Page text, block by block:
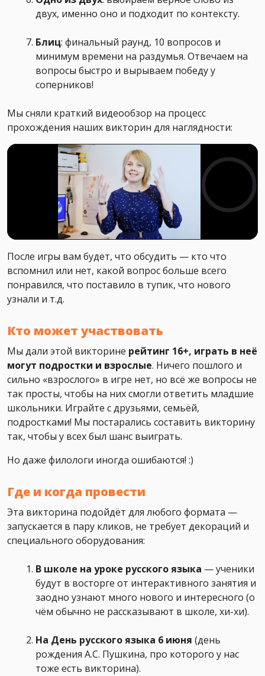
двух, именно оно и подходит по контексту.
Блиц: финальный раунд, 10 вопросов и
минимум времени на раздумья. Отвечаем на
вопросы быстро и вырываем победу у
соперников!
Мы сняли краткий видеообзор на процесс
прохождения наших викторин для наглядности:
После игры вам будет, что обсудить — кто что
вспомнил или нет, какой вопрос больше всего
понравился, что поставило в тупик, что нового
узнали и т.д.
Кто может участвовать
Мы дали этой викторине рейтинг 16+, играть в неё
могут подростки и взрослые. Ничего пошлого и
сильно «взрослого» в игре нет, но всё же вопросы не
так просты, чтобы на них смогли ответить младшие
школьники. Играйте с друзьями, семьёй,
подростками! Мы постарались составить викторину
так, чтобы у всех был шанс выиграть.
Но даже филологи иногда ошибаются! :)
Где и когда провести
Эта викторина подойдёт для любого формата —
запускается в пару кликов, не требует декораций и
специального оборудования:
В школе на уроке русского языка — ученики
будут в восторге от интерактивного занятия и
заодно узнают много нового и интересного (о
чём обычно не рассказывают в школе, хи-хи).
На День русского языка 6 июня (день
рождения А.С. Пушкина, про которого у нас
тоже есть викторина).